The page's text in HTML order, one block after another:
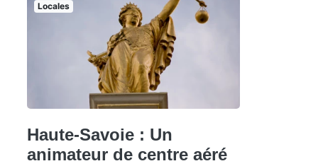
Locales
Haute-Savoie : Un
animateur de centre aéré